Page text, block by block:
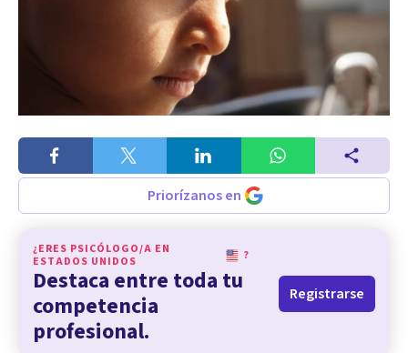
Priorízanos en
¿ERES PSICÓLOGO/A EN
ESTADOS UNIDOS
?
Destaca entre toda tu
competencia
profesional.
Registrarse